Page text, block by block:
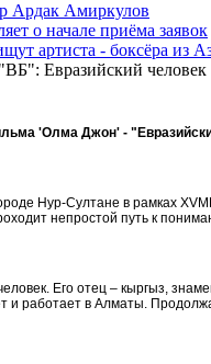
Ардак Амиркулов
о начале приёма заявок
артиста - боксёра из
Евразийский человек
'Олма Джон' -
Нур-Султане в рамках
непростой путь к
Его отец – кыргыз,
и работает в Алматы.